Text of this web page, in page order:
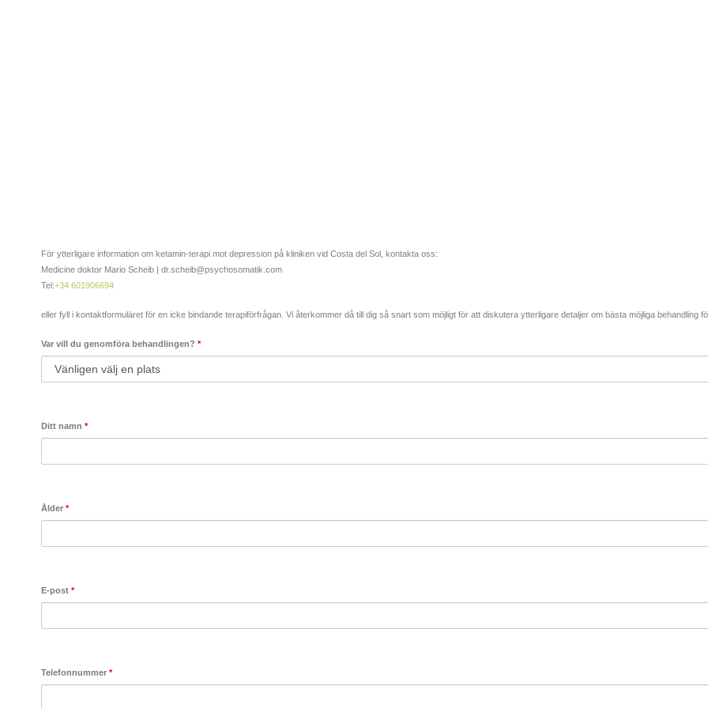
För ytterligare information om ketamin-terapi mot depression på kliniken vid Costa del Sol, kontakta oss:
Medicine doktor Mario Scheib | dr.scheib@psychosomatik.com
Tel:+34 601906694
eller fyll i kontaktformuläret för en icke bindande terapiförfrågan. Vi återkommer då till dig så snart som möjligt för att diskutera ytterligare detaljer om bästa möjliga behandling
Var vill du genomföra behandlingen? *
Ditt namn *
Ålder *
E-post *
Telefonnummer *